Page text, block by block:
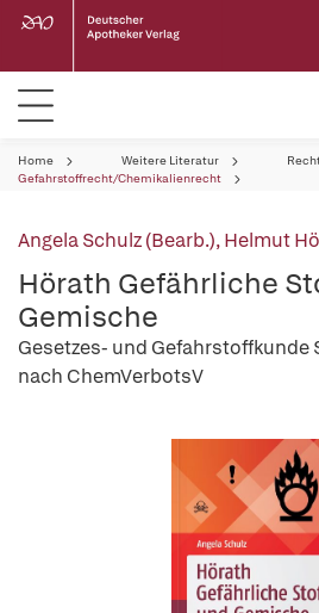
Home Weitere Literatur
Gefahrstoffrecht/Chemikalienrecht
Angela Schulz (Bearb.),Helmut
Hörath Gefährliche
Gemische
Gesetzes- und Gefahrstoffkunde
nach ChemVerbotsV